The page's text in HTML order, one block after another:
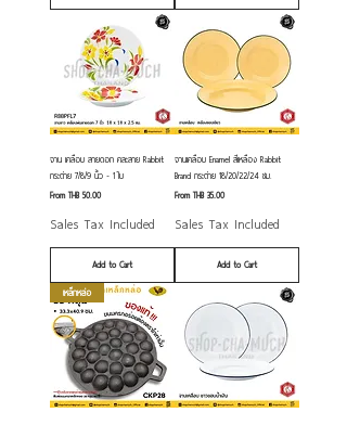
จาน เคลือบ ลายดอก คละลาย Rabbit
กระต่าย 7/8/9 นิ้ว - 1 ใบ
FromTHB 50.00
Sale Price
Sales Tax Included
Add to Cart
จานเคลือบ Enamel สีเหลือง Rabbit
Brand กระต่าย 18/20/22/24 ซม.
FromTHB 35.00
Sale Price
Sales Tax Included
Add to Cart
เหล็กหล่อ